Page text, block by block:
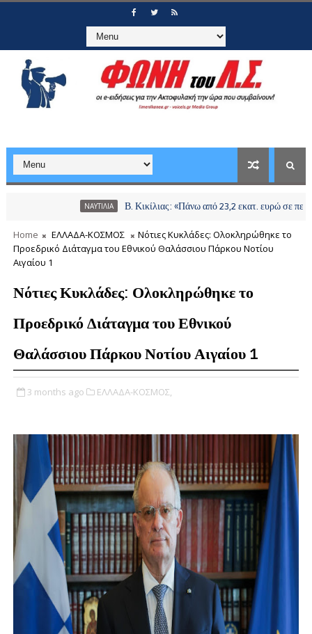
Β. Κικίλιας: «Πάνω από 23,2 εκατ. ευρώ σε
Home ΕΛΛΑΔΑ-ΚΟΣΜΟΣ
Νότιες Κυκλάδες: Ολοκληρώθηκε το
Προεδρικό Διάταγμα του Εθνικού Θαλάσσιου Πάρκου Νοτίου
Αιγαίου 1
Νότιες Κυκλάδες: Ολοκληρώθηκε το
Προεδρικό Διάταγμα του Εθνικού
Θαλάσσιου Πάρκου Νοτίου Αιγαίου 1
3 months ago ΕΛΛΑΔΑ-ΚΟΣΜΟΣ,